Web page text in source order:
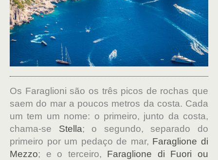
Os Faraglioni são os três picos de rochas que
saem do mar a poucos metros da costa. Cada
um tem um nome: o primeiro, junto da costa,
chama-se Stella; o segundo, separado do
primeiro por um pedaço de mar, Faraglione di
Mezzo; e o terceiro, Faraglione di Fuori ou